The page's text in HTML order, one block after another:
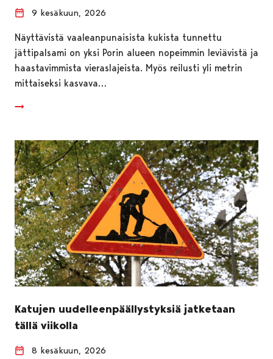
9 kesäkuun, 2026
Näyttävistä vaaleanpunaisista kukista tunnettu
jättipalsami on yksi Porin alueen nopeimmin leviävistä ja
haastavimmista vieraslajeista. Myös reilusti yli metrin
mittaiseksi kasvava…
Katujen uudelleenpäällystyksiä jatketaan
tällä viikolla
8 kesäkuun, 2026